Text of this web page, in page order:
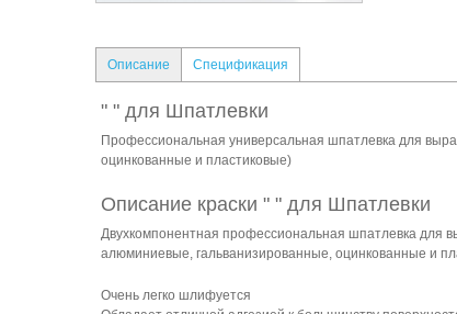
Описание Спецификация
" " для Шпатлевки
Профессиональная универсальная шпатлевка для
оцинкованные и пластиковые)
Описание краски " " для Шпатлевки
Двухкомпонентная профессиональная шпатлевка для
алюминиевые, гальванизированные, оцинкованные и
Очень легко шлифуется